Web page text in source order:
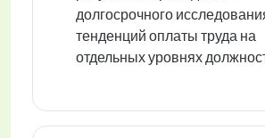
долгосрочного
тенденций оплаты труда на
отдельных уровнях